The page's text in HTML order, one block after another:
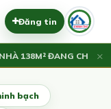
Đăng tin
138M² ĐANG CHO ×
bạch